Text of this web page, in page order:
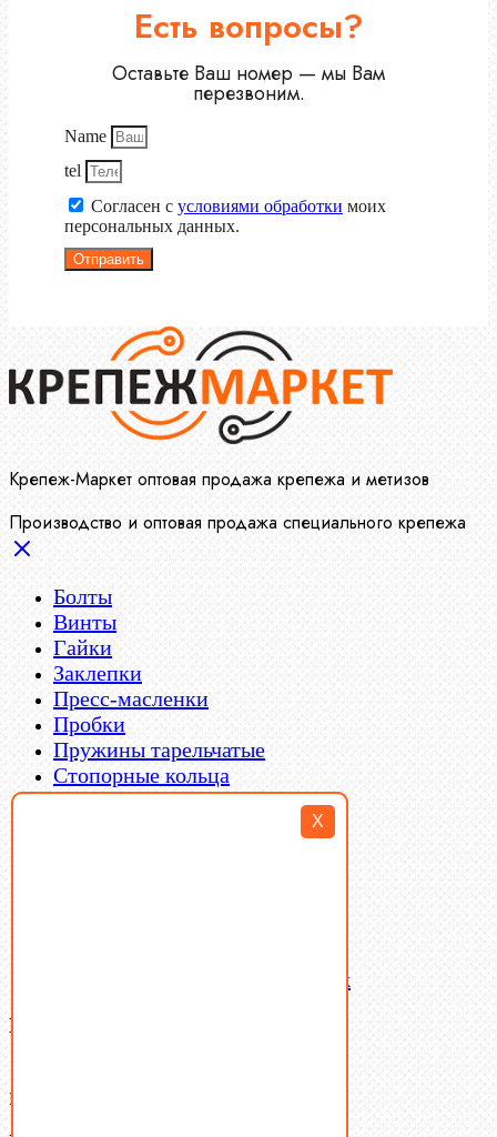
X
Есть вопросы?
Оставьте Ваш номер — мы Вам
перезвоним.
Name
tel
Согласен с условиями обработки моих
персональных данных.
Отправить
Крепеж-Маркет оптовая продажа крепежа и метизов
Производство и оптовая продажа специального крепежа
Болты
Винты
Гайки
Заклепки
Пресс-масленки
Пробки
Пружины тарельчатые
Стопорные кольца
Такелаж
Латунный и бронзовый крепеж
Ваша корзина
В корзине нет товаров.